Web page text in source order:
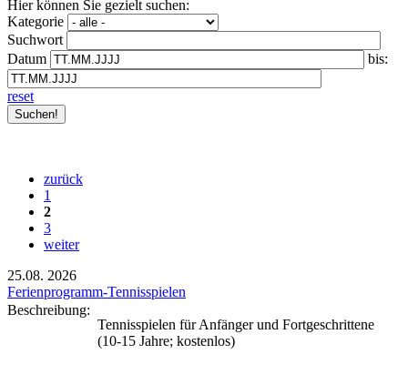
Hier können Sie gezielt suchen:
Kategorie
Suchwort
Datum
bis:
reset
zurück
1
2
3
weiter
25.08. 2026
Ferienprogramm-Tennisspielen
Beschreibung:
Tennisspielen für Anfänger und Fortgeschrittene
(10-15 Jahre; kostenlos)